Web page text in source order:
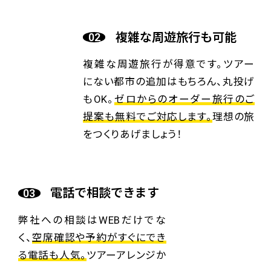
複雑な周遊旅行も可能
複雑な周遊旅行が得意です。ツアー
にない都市の追加はもちろん、丸投げ
もOK。 ゼロからのオーダー旅行のご
提案も無料でご対応します。理想の旅
をつくりあげましょう！
電話で相談できます
弊社への相談はWEBだけでな
く、 空席確認や予約がすぐにでき
る電話も人気。ツアーアレンジか